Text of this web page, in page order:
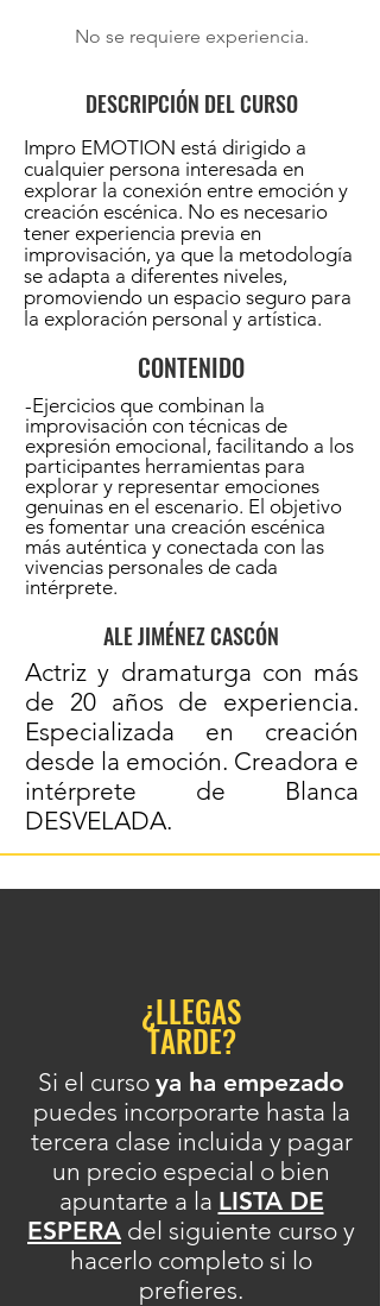
No se requiere experiencia.
DESCRIPCIÓN DEL CURSO
Impro EMOTION está dirigido a
cualquier persona interesada en
explorar la conexión entre emoción y
creación escénica. No es necesario
tener experiencia previa en
improvisación, ya que la metodología
se adapta a diferentes niveles,
promoviendo un espacio seguro para
la exploración personal y artística.
CONTENIDO
-Ejercicios que combinan la
improvisación con técnicas de
expresión emocional, facilitando a los
participantes herramientas para
explorar y representar emociones
genuinas en el escenario. El objetivo
es fomentar una creación escénica
más auténtica y conectada con las
vivencias personales de cada
intérprete.
ALE JIMÉNEZ CASCÓN
Actriz y dramaturga con más
de 20 años de experiencia.
Especializada en creación
desde la emoción. Creadora e
intérprete de Blanca
DESVELADA.
¿LLEGAS
TARDE?
Si el curso ya ha empezado
puedes incorporarte hasta la
tercera clase incluida y pagar
un precio especial o bien
apuntarte a la LISTA DE
ESPERA del siguiente curso y
hacerlo completo si lo
prefieres.